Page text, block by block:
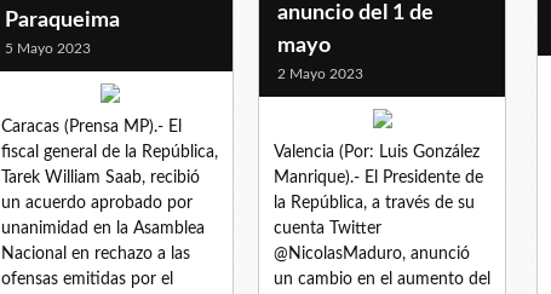
Paraqueima
5 Mayo 2023
Caracas (Prensa MP).- El
fiscal general de la República,
Tarek William Saab, recibió
un acuerdo aprobado por
unanimidad en la Asamblea
Nacional en rechazo a las
ofensas emitidas por el
anuncio del 1 de
mayo
2 Mayo 2023
Valencia (Por: Luis González
Manrique).- El Presidente de
la República, a través de su
cuenta Twitter
@NicolasMaduro, anunció
un cambio en el aumento del